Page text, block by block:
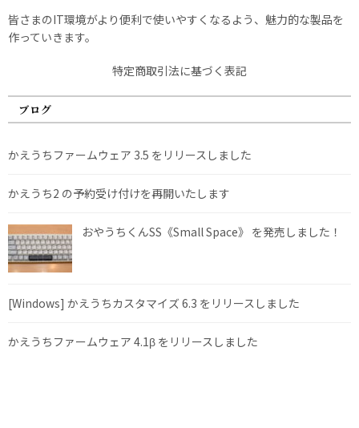
皆さまのIT環境がより便利で使いやすくなるよう、魅力的な製品を
作っていきます。
特定商取引法に基づく表記
ブログ
かえうちファームウェア 3.5 をリリースしました
かえうち2 の予約受け付けを再開いたします
おやうちくんSS《Small Space》 を発売しました！
[Windows] かえうちカスタマイズ 6.3 をリリースしました
かえうちファームウェア 4.1β をリリースしました